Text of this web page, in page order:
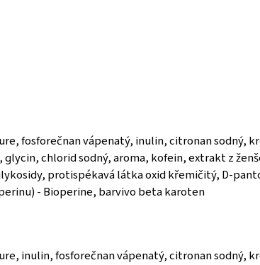
fosforečnan vápenatý, inulin, citronan sodný,
chlorid sodný, aroma, kofein, extrakt z
protispékavá látka oxid křemičitý, D-
- Bioperine, barvivo beta karoten
inulin, fosforečnan vápenatý, citronan sodný,